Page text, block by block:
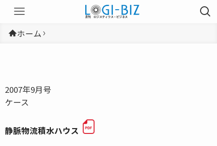
ホーム
2007年9月号
ケース
静脈物流積水ハウス